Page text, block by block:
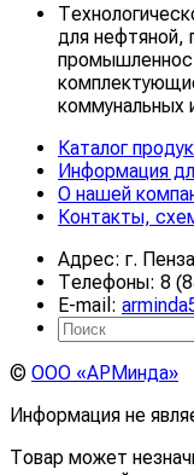
для нефтяной,
коммунальных
Каталог
Информация
О нашей
Контакты,
Адрес: г.
Телефоны: 8
E-mail:
© ООО «АРМинда»
Информация не
Товар может